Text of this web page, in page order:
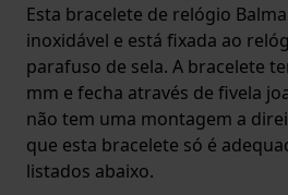
Esta bracelete de relógio
inoxidável e está fixada ao
parafuso de sela. A bracelete
mm e fecha através de fivela
não tem uma montagem a
que esta bracelete só é
listados abaixo.